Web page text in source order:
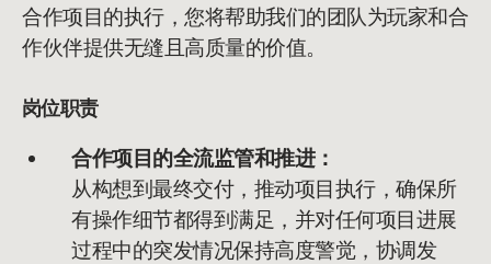
合作项目的执行，您将帮助我们的团队为玩家和合
作伙伴提供无缝且高质量的价值。
岗位职责
合作项目的全流监管和推进：
从构想到最终交付，推动项目执行，确保所
有操作细节都得到满足，并对任何项目进展
过程中的突发情况保持高度警觉，协调发